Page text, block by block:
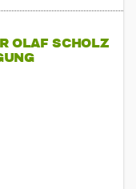
OLAF SCHOLZ